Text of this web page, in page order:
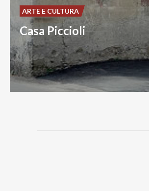
Casa Piccioli
ARTE E CULTURA